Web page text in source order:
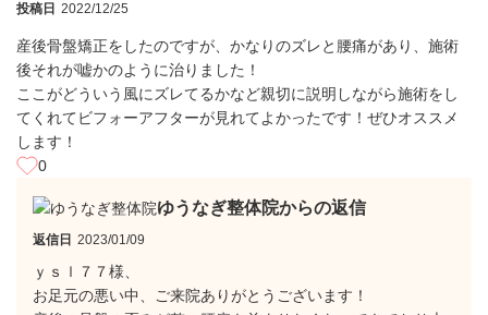
投稿日 2022/12/25
産後骨盤矯正をしたのですが、かなりのズレと腰痛があり、施術
後それが嘘かのように治りました！
ここがどういう風にズレてるかなど親切に説明しながら施術をし
てくれてビフォーアフターが見れてよかったです！ぜひオススメ
します！
0
ゆうなぎ整体院からの返信
返信日 2023/01/09
ｙｓｌ７７様、
お足元の悪い中、ご来院ありがとうございます！